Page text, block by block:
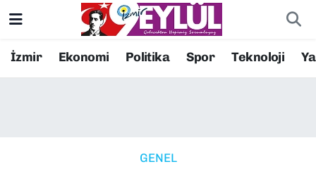
İzmir Ekonomi Politika Spor Teknoloji
GENEL
Resmi İlanlar
Konak Nöbetçi Eczaneler
Süper Lig Puan Durumu ve Fikstür